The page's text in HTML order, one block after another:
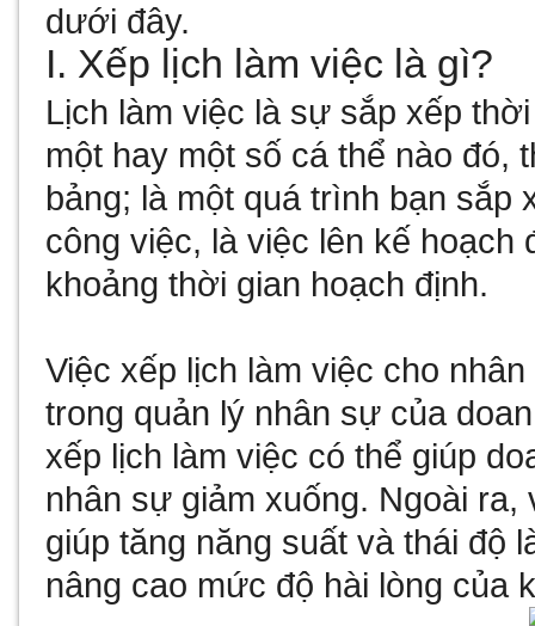
dưới đây.
I. Xếp lịch làm việc là gì?
Lịch làm việc là sự sắp xếp
một hay một số cá thể nào
bảng; là một quá trình bạn
công việc, là việc lên kế
khoảng thời gian hoạch định.
Việc xếp lịch làm việc cho
trong quản lý nhân sự của
xếp lịch làm việc có thể giúp
nhân sự giảm xuống. Ngoài
giúp tăng năng suất và thái độ
nâng cao mức độ hài lòng của